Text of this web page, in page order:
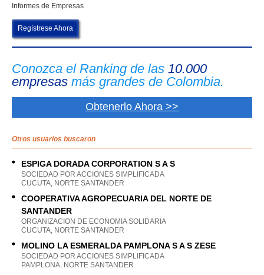
Informes de Empresas
Regístrese Ahora
Conozca el Ranking de las 10.000
empresas más grandes de Colombia.
Obtenerlo Ahora >>
Otros usuarios buscaron
ESPIGA DORADA CORPORATION S A S
SOCIEDAD POR ACCIONES SIMPLIFICADA
CUCUTA, NORTE SANTANDER
COOPERATIVA AGROPECUARIA DEL NORTE DE
SANTANDER
ORGANIZACION DE ECONOMIA SOLIDARIA
CUCUTA, NORTE SANTANDER
MOLINO LA ESMERALDA PAMPLONA S A S ZESE
SOCIEDAD POR ACCIONES SIMPLIFICADA
PAMPLONA, NORTE SANTANDER